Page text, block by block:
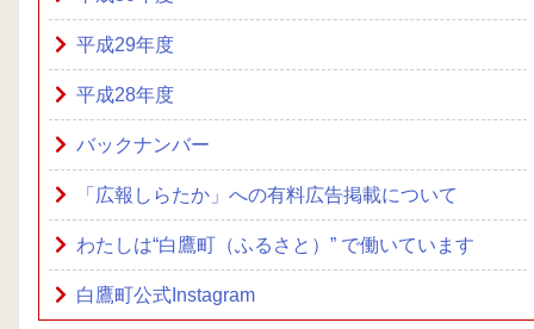
平成29年度
平成28年度
バックナンバー
「広報しらたか」への有料広告掲載について
わたしは“白鷹町（ふるさと）” で働いています
白鷹町公式Instagram